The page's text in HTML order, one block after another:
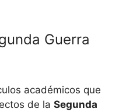
Guerra
académicos que
de la Segunda